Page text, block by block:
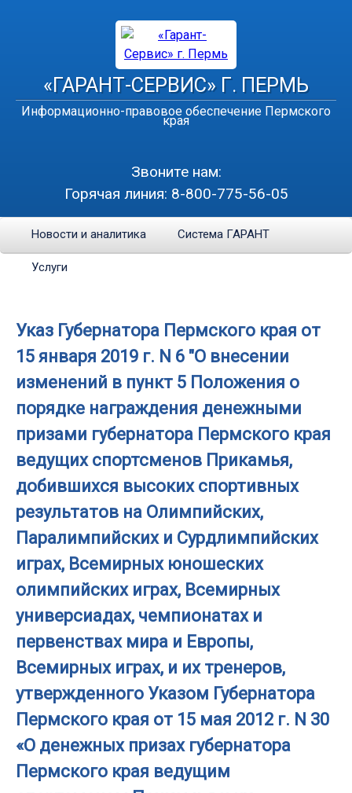
«ГАРАНТ-СЕРВИС» Г. ПЕРМЬ
Информационно-правовое обеспечение Пермского
края
Звоните нам:
Горячая линия: 8-800-775-56-05
Новости и аналитика Система ГАРАНТ
Услуги
Указ Губернатора Пермского края от
15 января 2019 г. N 6 "О внесении
изменений в пункт 5 Положения о
порядке награждения денежными
призами губернатора Пермского края
ведущих спортсменов Прикамья,
добившихся высоких спортивных
результатов на Олимпийских,
Паралимпийских и Сурдлимпийских
играх, Всемирных юношеских
олимпийских играх, Всемирных
универсиадах, чемпионатах и
первенствах мира и Европы,
Всемирных играх, и их тренеров,
утвержденного Указом Губернатора
Пермского края от 15 мая 2012 г. N 30
«О денежных призах губернатора
Пермского края ведущим